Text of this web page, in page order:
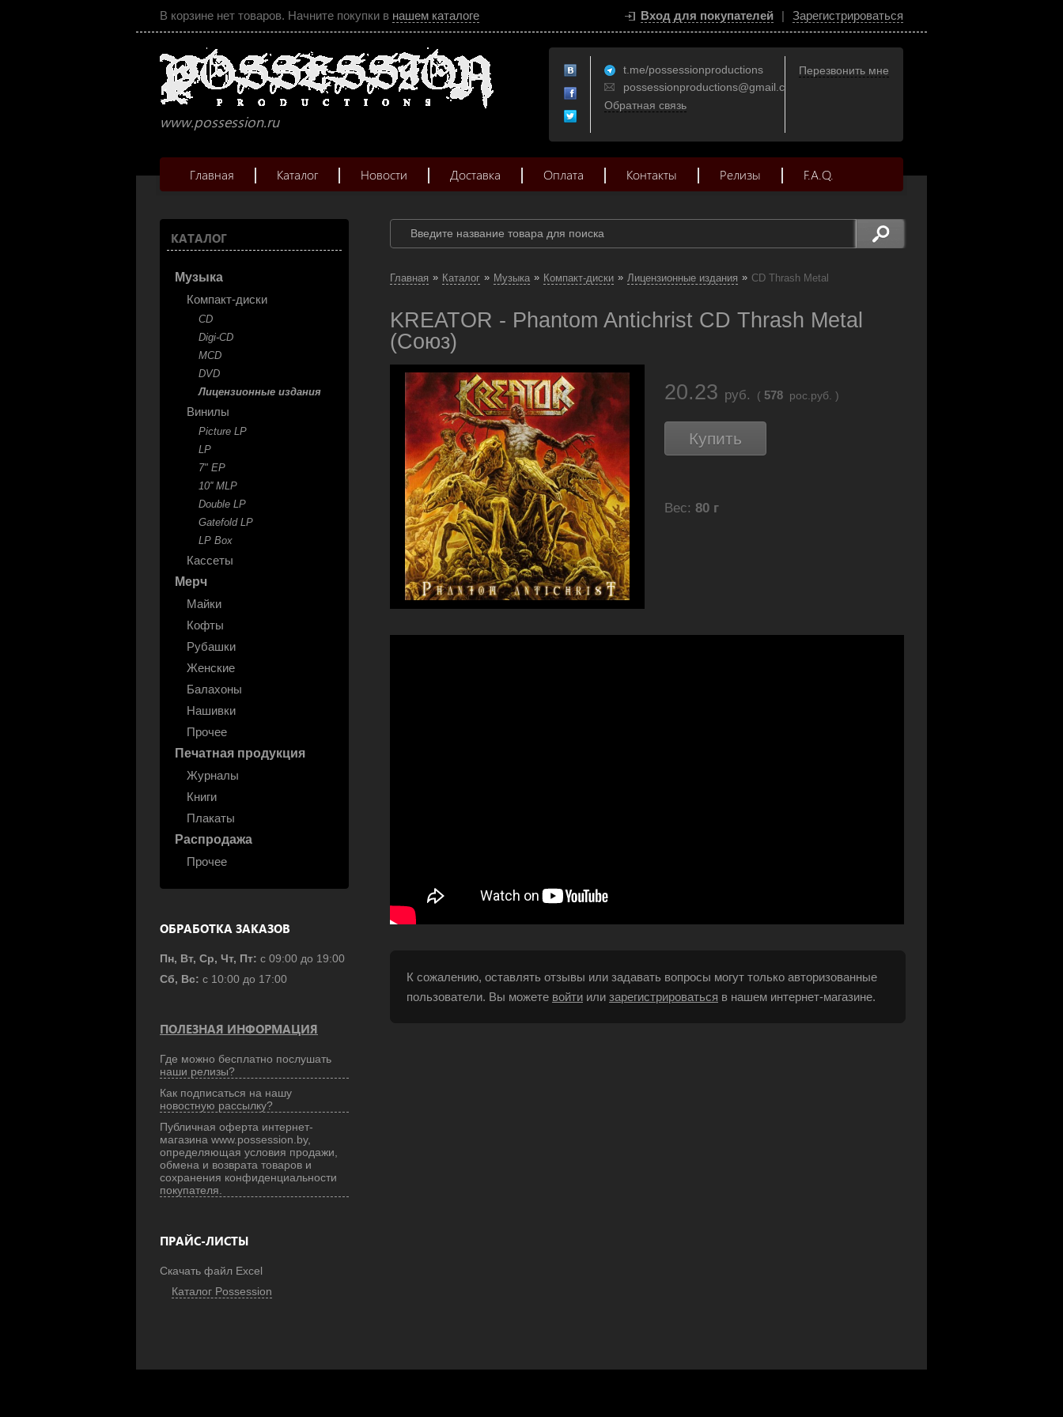
В корзине нет товаров. Начните покупки в нашем каталоге Вход для покупателей | Зарегистрироваться
www.possession.ru
t.me/possessionproductions
possessionproductions@gmail.com
Обратная связь
Перезвонить мне
Главная Каталог Новости Доставка Оплата Контакты Релизы F.A.Q.
КАТАЛОГ
Музыка
Компакт-диски
CD
Digi-CD
MCD
DVD
Лицензионные издания
Винилы
Picture LP
LP
7" EP
10'' MLP
Double LP
Gatefold LP
LP Box
Кассеты
Мерч
Майки
Кофты
Рубашки
Женские
Балахоны
Нашивки
Прочее
Печатная продукция
Журналы
Книги
Плакаты
Распродажа
Прочее
ОБРАБОТКА ЗАКАЗОВ
Пн, Вт, Ср, Чт, Пт: с 09:00 до 19:00
Сб, Вс: с 10:00 до 17:00
ПОЛЕЗНАЯ ИНФОРМАЦИЯ
Где можно бесплатно послушать
наши релизы?
Как подписаться на нашу
новостную рассылку?
Публичная оферта интернет-
магазина www.possession.by,
определяющая условия продажи,
обмена и возврата товаров и
сохранения конфиденциальности
покупателя.
ПРАЙС-ЛИСТЫ
Скачать файл Excel
Каталог Possession
Главная » Каталог » Музыка » Компакт-диски » Лицензионные издания » CD Thrash Metal
KREATOR - Phantom Antichrist CD Thrash Metal
(Союз)
20.23 руб. ( 578 рос.руб. )
Купить
Вес: 80 г
К сожалению, оставлять отзывы или задавать вопросы могут только авторизованные
пользователи. Вы можете войти или зарегистрироваться в нашем интернет-магазине.